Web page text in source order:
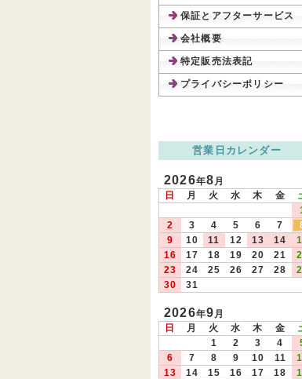
保証とアフターサービス
会社概要
特定販売法表記
プライバシーポリシー
営業日カレンダー
2026年8月
日
月 火 水 木 金
2
3 4 5 6 7
9
10 11 12 13 14
16
17 18 19 20 21
23
24 25 26 27 28
30
31
2026年9月
日
月 火 水 木 金
1
2 3 4
6
7 8 9 10 11
13
14 15 16 17 18